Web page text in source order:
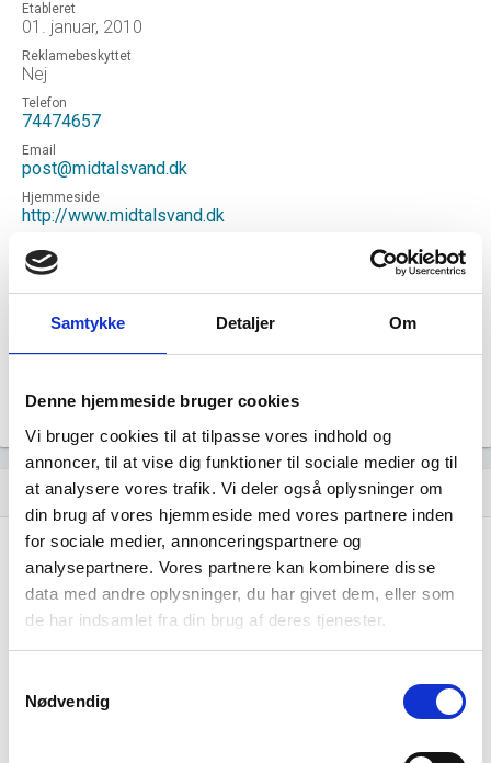
Samtykke Detaljer Om
Denne hjemmeside bruger cookies
Vi bruger cookies til at tilpasse vores indhold og
annoncer, til at vise dig funktioner til sociale medier og til
at analysere vores trafik. Vi deler også oplysninger om
din brug af vores hjemmeside med vores partnere inden
for sociale medier, annonceringspartnere og
analysepartnere. Vores partnere kan kombinere disse
data med andre oplysninger, du har givet dem, eller som
de har indsamlet fra din brug af deres tjenester.
Nødvendig
Etableret
01. januar, 2010
Reklamebeskyttet
Nej
Telefon
74474657
Email
post@midtalsvand.dk
Hjemmeside
http://www.midtalsvand.dk
Aktiv
Revisor
Uoplyst
Uoplyst
show_chart Udvikling i antal ansatte
20 - 49
20 - 49
200 - 499
200 - 499
500 - 999
500 - 999
1000+
1000+